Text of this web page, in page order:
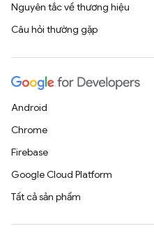
Nguyên tắc về thương hiệu
Câu hỏi thường gặp
Android
Chrome
Firebase
Google Cloud Platform
Tất cả sản phẩm